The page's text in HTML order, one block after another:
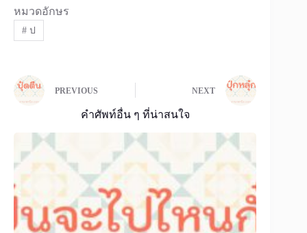
หมวดอักษร
#ป
PREVIOUS NEXT
คำศัพท์อื่น ๆ ที่น่าสนใจ